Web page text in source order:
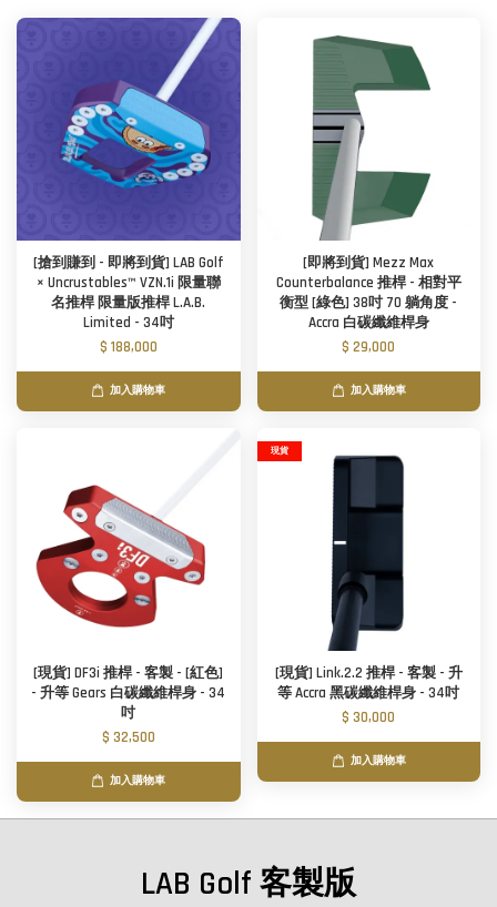
[搶到賺到 - 即將到貨] LAB Golf
× Uncrustables™ VZN.1i 限量聯
名推桿 限量版推桿 L.A.B.
Limited - 34吋
$ 188,000
加入購物車
[即將到貨] Mezz Max
Counterbalance 推桿 - 相對平
衡型 [綠色] 38吋 70 躺角度 -
Accra 白碳纖維桿身
$ 29,000
加入購物車
[現貨] DF3i 推桿 - 客製 - [紅色]
- 升等 Gears 白碳纖維桿身 - 34
吋
$ 32,500
加入購物車
現貨
[現貨] Link.2.2 推桿 - 客製 - 升
等 Accra 黑碳纖維桿身 - 34吋
$ 30,000
加入購物車
LAB Golf 客製版